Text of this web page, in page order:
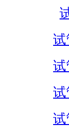
试
试
试
试